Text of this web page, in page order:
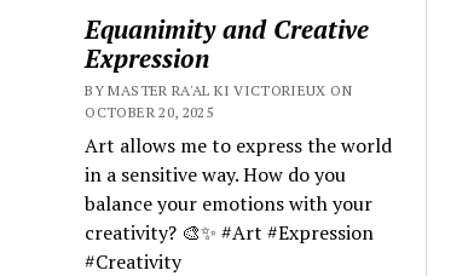
Equanimity and Creative
Expression
BY MASTER RA'AL KI VICTORIEUX ON
OCTOBER 20, 2025
Art allows me to express the world
in a sensitive way. How do you
balance your emotions with your
creativity? 🎨✨ #Art #Expression
#Creativity